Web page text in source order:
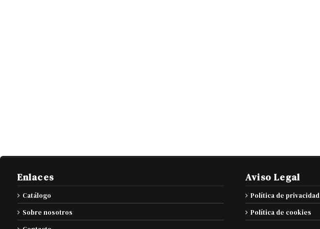
Enlaces
Catálogo
Sobre nosotros
Aviso Legal
Política de privacidad
Política de cookies